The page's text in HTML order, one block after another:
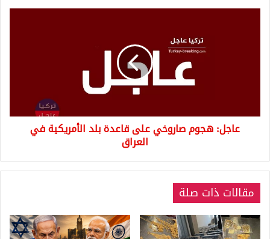
العراق
عاجل: هجوم صاروخي على قاعدة بلد الأمريكية في
العراق
مقالات ذات صلة